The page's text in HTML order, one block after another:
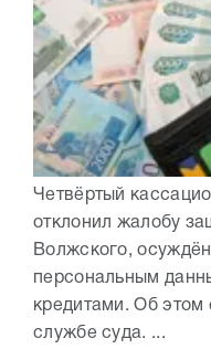
Четвёртый
отклонил жалобу
Волжского,
персональным
кредитами. Об этом
службе суда. ...